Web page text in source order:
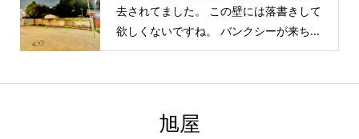
去されてました。 この壁には落書きして
欲しくないですね。 バンクシーが来ち...
旭屋